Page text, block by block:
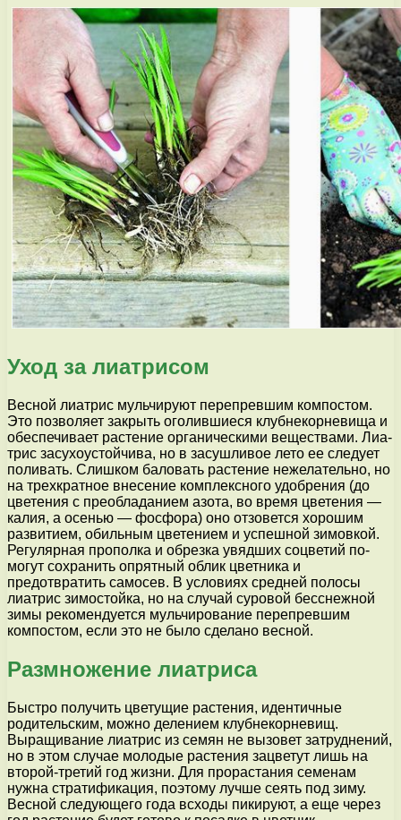
Уход за лиатрисом
Весной лиатрис мульчируют перепревшим компостом.
Это позволяет закрыть оголившиеся клубнекорневища и
обеспечивает растение органическими веществами. Лиа­
трис засухоустойчива, но в засушливое лето ее следует
поливать. Слишком баловать растение нежелательно, но
на трехкратное вне­сение комплексного удобрения (до
цветения с преобладанием азота, во время цветения —
калия, а осенью — фосфора) оно отзо­вется хорошим
развитием, обильным цве­тением и успешной зимовкой.
Регулярная прополка и обрезка увядших соцветий по­
могут сохранить опрятный облик цветника и
предотвратить самосев. В условиях сред­ней полосы
лиатрис зимостойка, но на слу­чай суровой бесснежной
зимы рекомендует­ся мульчирование перепревшим
компостом, если это не было сделано весной.
Размножение лиатриса
Быстро получить цветущие растения, идентичные
родительским, можно делением клубнекорневищ.
Выращивание лиатрис из семян не вызовет затруднений,
но в этом случае молодые растения зацветут лишь на
второй-третий год жизни. Для прорастания семенам
нужна стратификация, поэтому лучше сеять под зиму.
Весной следующего года всходы пикируют, а еще через